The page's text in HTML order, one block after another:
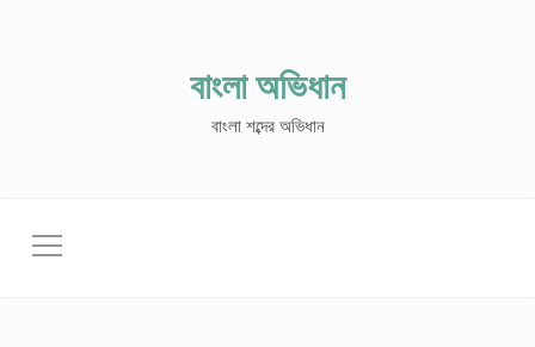
বাংলা অভিধান
বাংলা শব্দের অভিধান